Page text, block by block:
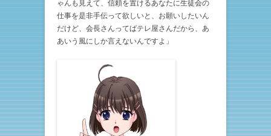
ゃんも見えて、信頼を置けるあなたに生徒会の
仕事を是非手伝って欲しいと、お願いしたいん
だけど、会長さんってばテレ屋さんだから、あ
あいう風にしか言えないんですよ」